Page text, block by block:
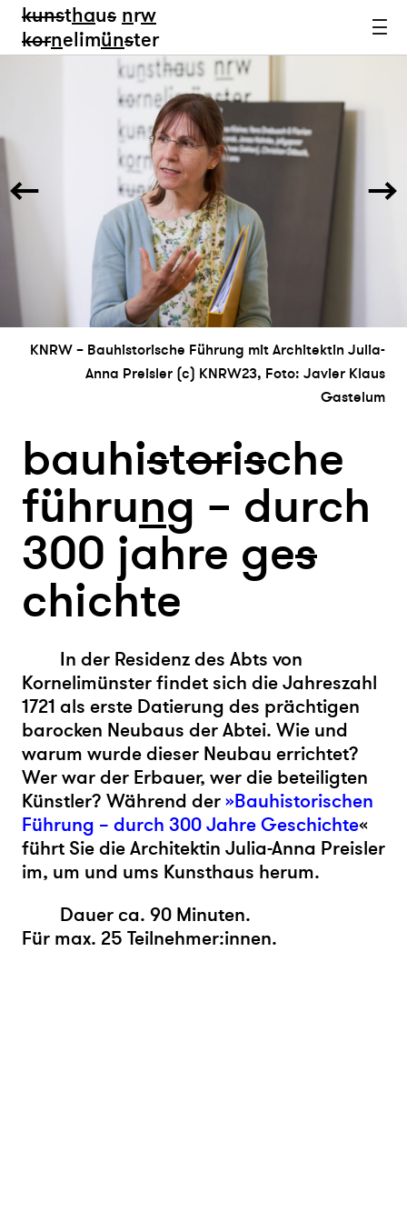
kunsthaus nrw
kornelimünster
KNRW – Bauhistorische Führung mit Architektin Julia-
Anna Preisler (c) KNRW23, Foto: Javier Klaus
Gastelum
bauhistorische
führung – durch
300 jahre ges
chichte
In der Residenz des Abts von
Kornelimünster findet sich die Jahreszahl
1721 als erste Datierung des prächtigen
barocken Neubaus der Abtei. Wie und
warum wurde dieser Neubau errichtet?
Wer war der Erbauer, wer die beteiligten
Künstler? Während der»Bauhistorischen
Führung – durch 300 Jahre Geschichte«
führt Siedie Architektin Julia-Anna Preisler
im, um und ums Kunsthaus herum.
Dauer ca. 90 Minuten.
Für max. 25 Teilnehmer:innen.